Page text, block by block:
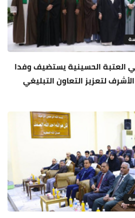
العتبة الحسينية يستضيف وفدا
لتعزيز التعاون التبليغي